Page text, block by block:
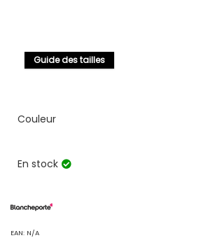
Guide des tailles
Couleur
En stock
EAN: N/A